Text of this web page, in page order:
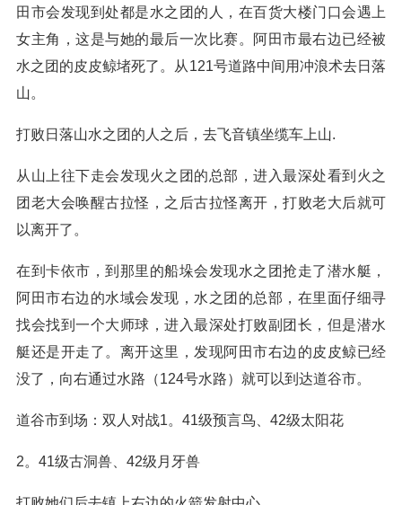
田市会发现到处都是水之团的人，在百货大楼门口会遇上
女主角，这是与她的最后一次比赛。阿田市最右边已经被
水之团的皮皮鲸堵死了。从121号道路中间用冲浪术去日落
山。
打败日落山水之团的人之后，去飞音镇坐缆车上山.
从山上往下走会发现火之团的总部，进入最深处看到火之
团老大会唤醒古拉怪，之后古拉怪离开，打败老大后就可
以离开了。
在到卡依市，到那里的船垛会发现水之团抢走了潜水艇，
阿田市右边的水域会发现，水之团的总部，在里面仔细寻
找会找到一个大师球，进入最深处打败副团长，但是潜水
艇还是开走了。离开这里，发现阿田市右边的皮皮鲸已经
没了，向右通过水路（124号水路）就可以到达道谷市。
道谷市到场：双人对战1。41级预言鸟、42级太阳花
2。41级古洞兽、42级月牙兽